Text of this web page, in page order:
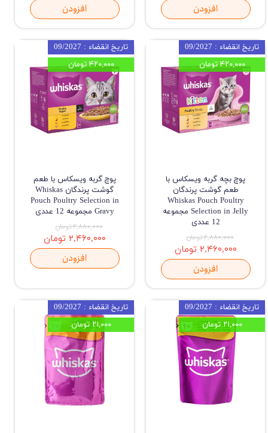
افزودن افزودن
پوچ بچه گربه ویسکاس با
طعم گوشت پرندگان
Whiskas Pouch Poultry
Selection in Jelly مجموعه
12 عددی
۲,۸۸۰,۰۰۰ تومان
۲,۴۶۰,۰۰۰ تومان
افزودن
تاریخ انقضاء : 09/2027
۴۲۰,۰۰۰ تومان
پوچ گربه ویسکاس با طعم
گوشت پرندگان Whiskas
Pouch Poultry Selection in
Gravy مجموعه 12 عددی
۲,۸۸۰,۰۰۰ تومان
۲,۴۶۰,۰۰۰ تومان
افزودن
تاریخ انقضاء : 09/2027
۴۲۰,۰۰۰ تومان
تاریخ انقضاء : 09/2027
۲۱,۰۰۰ تومان
تاریخ انقضاء : 09/2027
۲۱,۰۰۰ تومان